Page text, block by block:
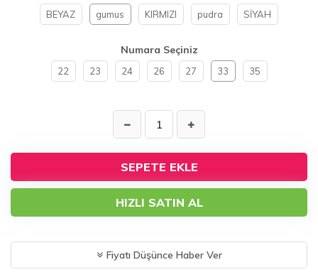
BEYAZ gumus KIRMIZI pudra SİYAH
Numara Seçiniz
22 23 24 26 27 33 35
SEPETE EKLE
HIZLI SATIN AL
Fiyatı Düşünce Haber Ver